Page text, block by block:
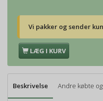
Vi pakker og sender
LÆG I KURV
Beskrivelse Andre købte